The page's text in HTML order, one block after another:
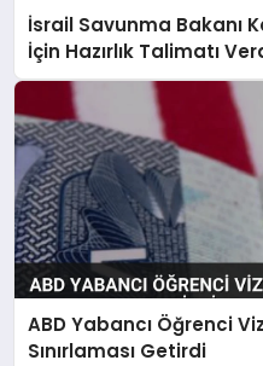
İsrail Savunma Bakanı
İçin Hazırlık Talimatı
ABD Yabancı Öğrenci
Sınırlaması Getirdi